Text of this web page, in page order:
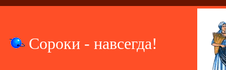
Сороки - навсегда!